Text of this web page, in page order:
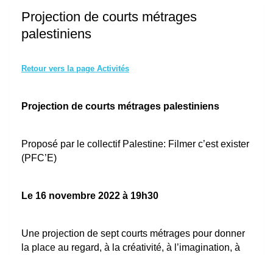
Projection de courts métrages
palestiniens
Retour vers la page Activités
Projection de courts métrages palestiniens
Proposé par le collectif Palestine: Filmer c’est exister
(PFC’E)
Le 16 novembre 2022 à 19h30
Une projection de sept courts métrages pour donner
la place au regard, à la créativité, à l’imagination, à